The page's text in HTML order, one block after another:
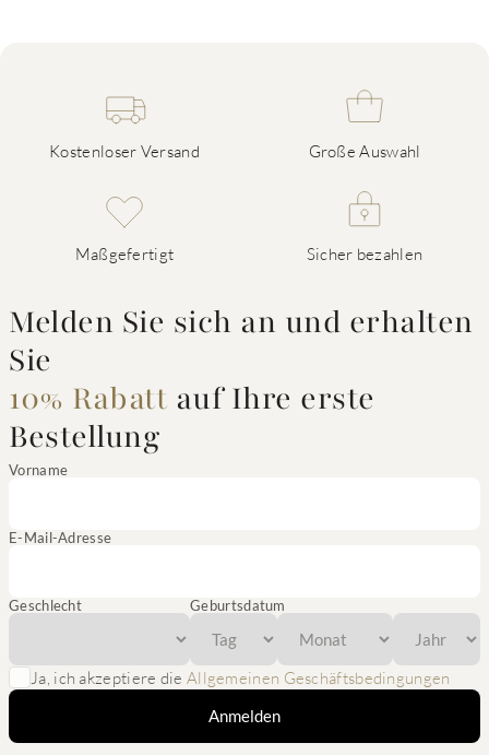
Kostenloser Versand Große Auswahl
Maßgefertigt Sicher bezahlen
Melden Sie sich an und erhalten
Sie
10% Rabatt auf Ihre erste
Bestellung
Vorname
E-Mail-Adresse
Geschlecht Geburtsdatum
Ja, ich akzeptiere die Allgemeinen Geschäftsbedingungen
Anmelden